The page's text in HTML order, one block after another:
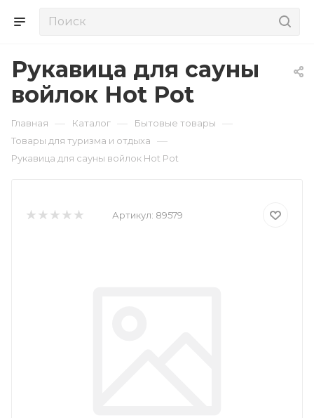
Рукавица для сауны
войлок Hot Pot
Главная — Каталог — Бытовые товары —
Товары для туризма и отдыха —
Рукавица для сауны войлок Hot Pot
Артикул: 89579